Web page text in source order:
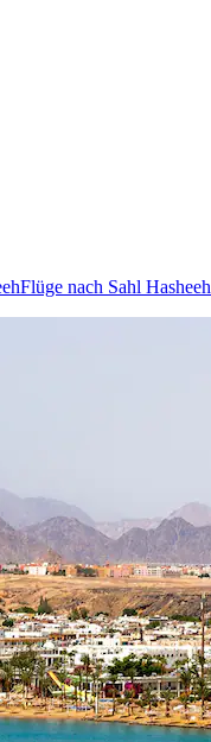
Flüge nach Sahl Hasheeh